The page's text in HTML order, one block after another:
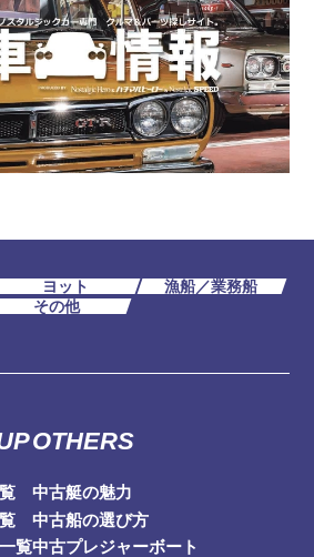
ヨット
漁船／業務船
その他
覧
OTHERS
中古艇の魅力
中古船の選び方
中古プレジャーボート